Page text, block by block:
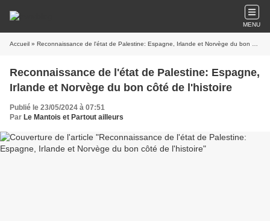
MENU
Accueil » Reconnaissance de l'état de Palestine: Espagne, Irlande et Norvège du bon côté de l'histoire
Reconnaissance de l'état de Palestine: Espagne,
Irlande et Norvège du bon côté de l'histoire
Publié le 23/05/2024 à 07:51
Par Le Mantois et Partout ailleurs